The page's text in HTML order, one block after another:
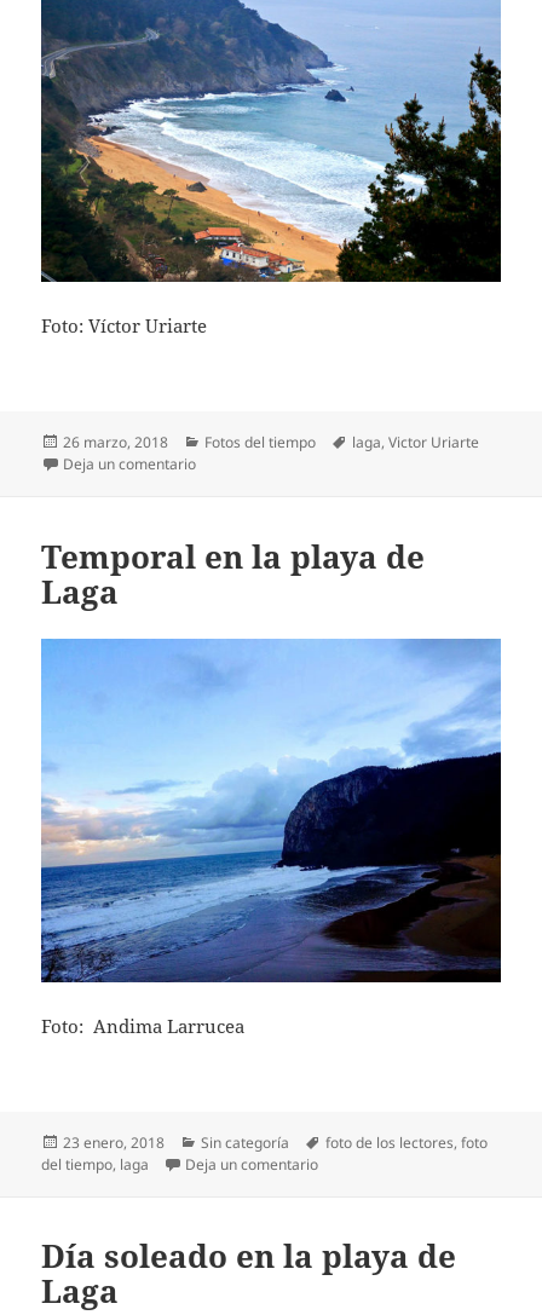
Foto: Víctor Uriarte
Publicado
el
26 marzo, 2018 Categorías
Fotos del tiempo Etiquetas
laga,Victor Uriarte
Deja un comentarioen Dia de invierno sin lluvia pero con mucho frío y
Temporal en la playa de
Laga
Foto: Andima Larrucea
Publicado
el
23 enero, 2018 Categorías
Sin categoría Etiquetas
foto de los lectores,foto
del tiempo, laga Deja un comentarioen Temporal en la playa de Laga
Día soleado en la playa de
Laga